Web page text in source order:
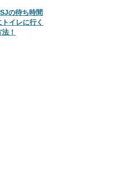
の待ち時間
トイレに行く
！